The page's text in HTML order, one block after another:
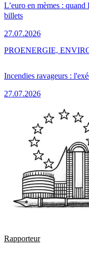
L’euro en mèmes :
billets
27.07.2026
Incendies ravageurs :
27.07.2026
PROENERGIE,
Rapporteur